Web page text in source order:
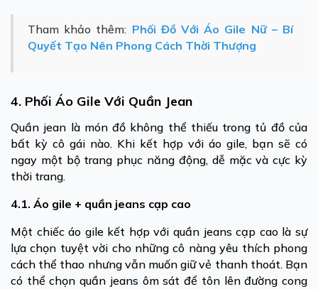
Tham khảo thêm: Phối Đồ Với Áo Gile Nữ – Bí
Quyết Tạo Nên Phong Cách Thời Thượng
4. Phối Áo Gile Với Quần Jean
Quần jean là món đồ không thể thiếu trong tủ đồ của
bất kỳ cô gái nào. Khi kết hợp với áo gile, bạn sẽ có
ngay một bộ trang phục năng động, dễ mặc và cực kỳ
thời trang.
4.1. Áo gile + quần jeans cạp cao
Một chiếc áo gile kết hợp với quần jeans cạp cao là sự
lựa chọn tuyệt vời cho những cô nàng yêu thích phong
cách thể thao nhưng vẫn muốn giữ vẻ thanh thoát. Bạn
có thể chọn quần jeans ôm sát để tôn lên đường cong